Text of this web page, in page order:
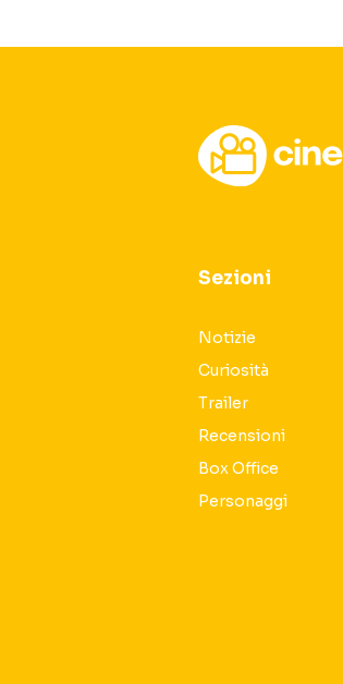
Sezioni
Notizie
Curiosità
Trailer
Recensioni
Box Office
Personaggi